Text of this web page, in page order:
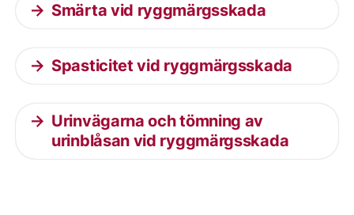
Smärta vid ryggmärgsskada
Spasticitet vid ryggmärgsskada
Urinvägarna och tömning av
urinblåsan vid ryggmärgsskada